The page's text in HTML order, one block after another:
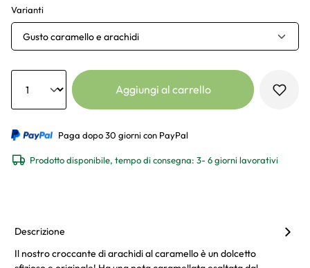
Varianti
Gusto caramello e arachidi
Anzahl
Aggiungi al carrello
Paga dopo 30 giorni con PayPal
Prodotto disponibile, tempo di consegna: 3- 6 giorni lavorativi
Descrizione
Il nostro croccante di arachidi al caramello è un dolcetto